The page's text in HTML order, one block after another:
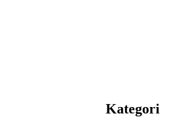
Kategori